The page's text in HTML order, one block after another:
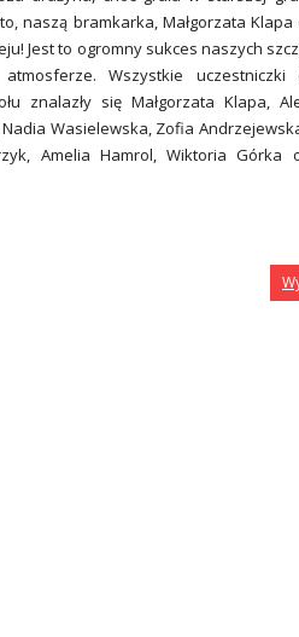
naszą bramkarka, Małgorzata
Jest to ogromny sukces naszych
Wszystkie uczestniczki
znalazły się Małgorzata Klapa,
Wasielewska, Zofia
Amelia Hamrol, Wiktoria Górka